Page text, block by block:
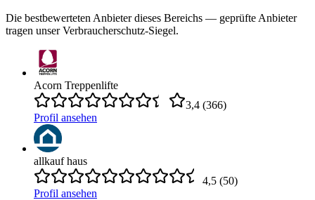
Die bestbewerteten Anbieter dieses Bereichs — geprüfte Anbieter
tragen unser Verbraucherschutz-Siegel.
Acorn Treppenlifte
3,4 (366)
Profil ansehen
allkauf haus
4,5 (50)
Profil ansehen